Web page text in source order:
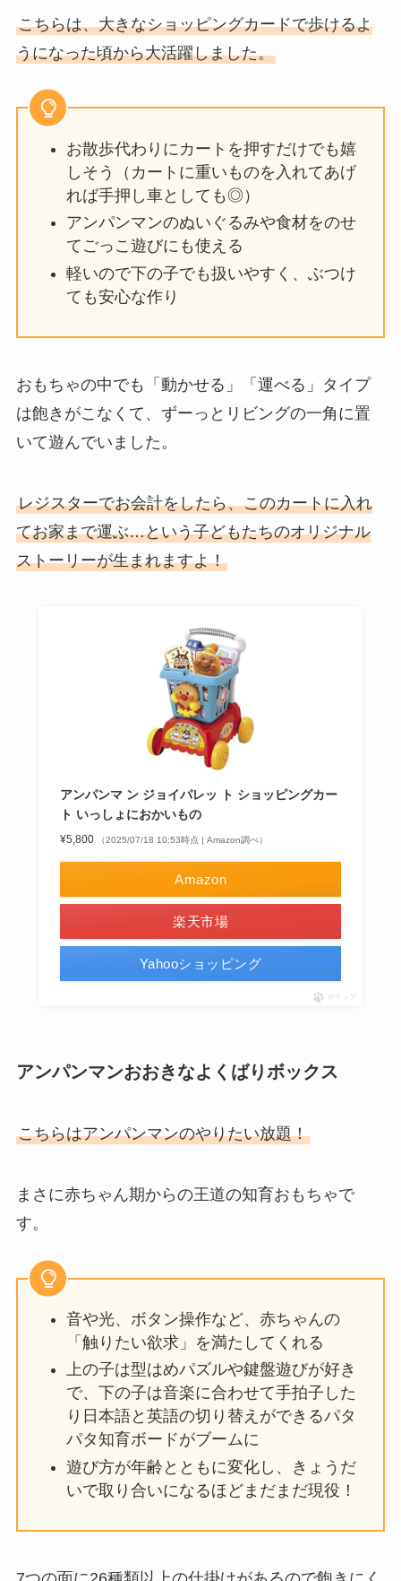
こちらは、大きなショッピングカードで歩けるよ
うになった頃から大活躍しました。
お散歩代わりにカートを押すだけでも嬉
しそう（カートに重いものを入れてあげ
れば手押し車としても◎）
アンパンマンのぬいぐるみや食材をのせ
てごっこ遊びにも使える
軽いので下の子でも扱いやすく、ぶつけ
ても安心な作り
おもちゃの中でも「動かせる」「運べる」タイプ
は飽きがこなくて、ずーっとリビングの一角に置
いて遊んでいました。
レジスターでお会計をしたら、このカートに入れ
てお家まで運ぶ…という子どもたちのオリジナル
ストーリーが生まれますよ！
アンパンマ ン ジョイパレッ ト ショッピングカー
ト いっしょにおかいもの
¥5,800 （2025/07/18 10:53時点 | Amazon調べ）
Amazon
楽天市場
Yahooショッピング
ポチップ
アンパンマンおおきなよくばりボックス
こちらはアンパンマンのやりたい放題！
まさに赤ちゃん期からの王道の知育おもちゃで
す。
音や光、ボタン操作など、赤ちゃんの
「触りたい欲求」を満たしてくれる
上の子は型はめパズルや鍵盤遊びが好き
で、下の子は音楽に合わせて手拍子した
り日本語と英語の切り替えができるパタ
パタ知育ボードがブームに
遊び方が年齢とともに変化し、きょうだ
いで取り合いになるほどまだまだ現役！